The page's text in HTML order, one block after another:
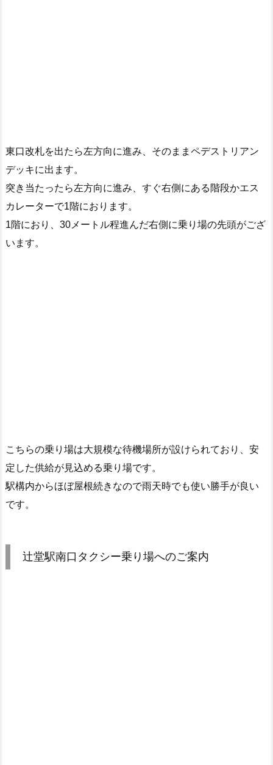
東口改札を出たら左方向に進み、そのままペデストリアン
デッキに出ます。
突き当たったら左方向に進み、すぐ右側にある階段かエス
カレーターで1階におります。
1階におり、30メートル程進んだ右側に乗り場の先頭がござ
います。
こちらの乗り場は大規模な待機場所が設けられており、安
定した供給が見込める乗り場です。
駅構内からほぼ屋根続きなので雨天時でも使い勝手が良い
です。
辻堂駅南口タクシー乗り場へのご案内